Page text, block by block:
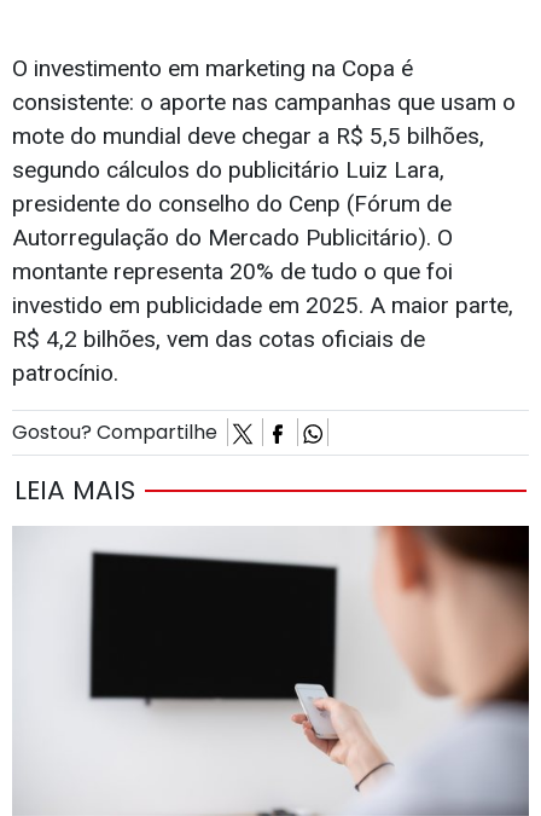
O investimento em marketing na Copa é
consistente: o aporte nas campanhas que usam o
mote do mundial deve chegar a R$ 5,5 bilhões,
segundo cálculos do publicitário Luiz Lara,
presidente do conselho do Cenp (Fórum de
Autorregulação do Mercado Publicitário). O
montante representa 20% de tudo o que foi
investido em publicidade em 2025. A maior parte,
R$ 4,2 bilhões, vem das cotas oficiais de
patrocínio.
Gostou? Compartilhe
LEIA MAIS